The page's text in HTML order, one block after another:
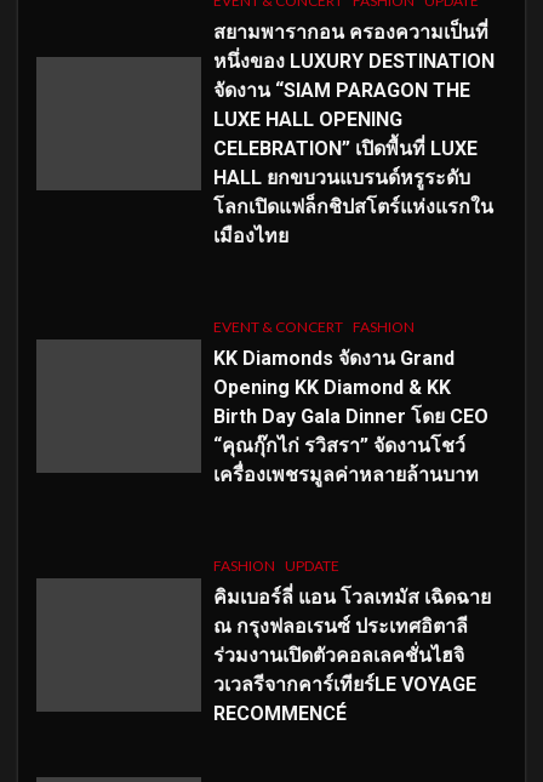
สยามพารากอน ครองความเป็นที่
หนึ่งของ LUXURY DESTINATION
จัดงาน “SIAM PARAGON THE
LUXE HALL OPENING
CELEBRATION” เปิดพื้นที่ LUXE
HALL ยกขบวนแบรนด์หรูระดับ
โลกเปิดแฟล็กชิปสโตร์แห่งแรกใน
เมืองไทย
EVENT & CONCERT FASHION
KK Diamonds จัดงาน Grand
Opening KK Diamond & KK
Birth Day Gala Dinner โดย CEO
“คุณกุ๊กไก่ รวิสรา” จัดงานโชว์
เครื่องเพชรมูลค่าหลายล้านบาท
FASHION UPDATE
คิมเบอร์ลี่ แอน โวลเทมัส เฉิดฉาย
ณ กรุงฟลอเรนซ์ ประเทศอิตาลี
ร่วมงานเปิดตัวคอลเลคชั่นไฮจิ
วเวลรีจากคาร์เทียร์LE VOYAGE
RECOMMENCÉ